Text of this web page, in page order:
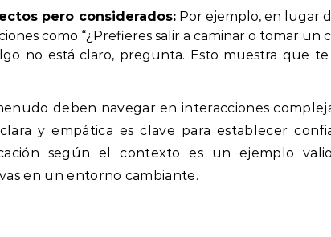
pero considerados:Por ejemplo, en lugar
como “¿Prefieres salir a caminar o tomar un
no está claro, pregunta. Esto muestra que
deben navegar en interacciones
y empática es clave para establecer
según el contexto es un ejemplo
en un entorno cambiante.